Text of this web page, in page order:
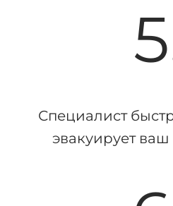
Специалист
эвакуирует